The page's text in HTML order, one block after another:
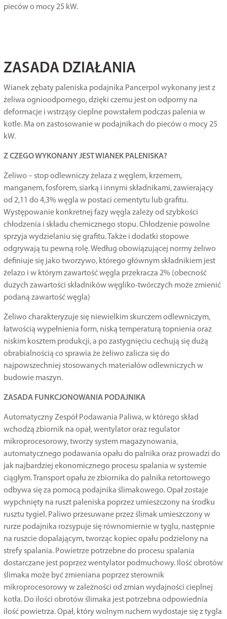
pieców o mocy 25 kW.
ZASADA DZIAŁANIA
Wianek zębaty paleniska podajnika Pancerpol wykonany jest z
żeliwa ognioodpornego, dzięki czemu jest on odporny na
deformacje i wstrząsy cieplne powstałem podczas palenia w
kotle. Ma on zastosowanie w podajnikach do pieców o mocy 25
kW.
Z CZEGO WYKONANY JEST WIANEK PALENISKA?
Żeliwo – stop odlewniczy żelaza z węglem, krzemem,
manganem, fosforem, siarką i innymi składnikami, zawierający
od 2,11 do 4,3% węgla w postaci cementytu lub grafitu.
Występowanie konkretnej fazy węgla zależy od szybkości
chłodzenia i składu chemicznego stopu. Chłodzenie powolne
sprzyja wydzielaniu się grafitu. Także i dodatki stopowe
odgrywają tu pewną rolę. Według obowiązującej normy żeliwo
definiuje się jako tworzywo, którego głównym składnikiem jest
żelazo i w którym zawartość węgla przekracza 2% (obecność
dużych zawartości składników węgliko-twórczych może zmienić
podaną zawartość węgla)
Żeliwo charakteryzuje się niewielkim skurczem odlewniczym,
łatwością wypełnienia form, niską temperaturą topnienia oraz
niskim kosztem produkcji, a po zastygnięciu cechują się dużą
obrabialnością co sprawia że żeliwo zalicza się do
najpowszechniej stosowanych materiałów odlewniczych w
budowie maszyn.
ZASADA FUNKCJONOWANIA PODAJNIKA
Automatyczny Zespół Podawania Paliwa, w którego skład
wchodzą zbiornik na opał, wentylator oraz regulator
mikroprocesorowy, tworzy system magazynowania,
automatycznego podawania opału do palnika oraz prowadzi do
jak najbardziej ekonomicznego procesu spalania w systemie
ciągłym. Transport opału ze zbiornika do palnika retortowego
odbywa się za pomocą podajnika ślimakowego. Opał zostaje
wypchnięty na ruszt paleniska poprzez umieszczony na środku
rusztu tygiel. Paliwo przesuwane przez ślimak umieszczony w
rurze podajnika rozsypuje się równomiernie w tyglu, następnie
na ruszcie dopalającym, tworząc kopiec opału podzielony na
strefy spalania. Powietrze potrzebne do procesu spalania
dostarczane jest poprzez wentylator podmuchowy. Ilość obrotów
ślimaka może być zmieniana poprzez sterownik
mikroprocesorowy w zależności od zmian wydajności cieplnej
kotła. Do ilości obrotów ślimaka jest potrzebna odpowiednia
ilość powietrza. Opał, który wolnym ruchem wydostaje się z tygla